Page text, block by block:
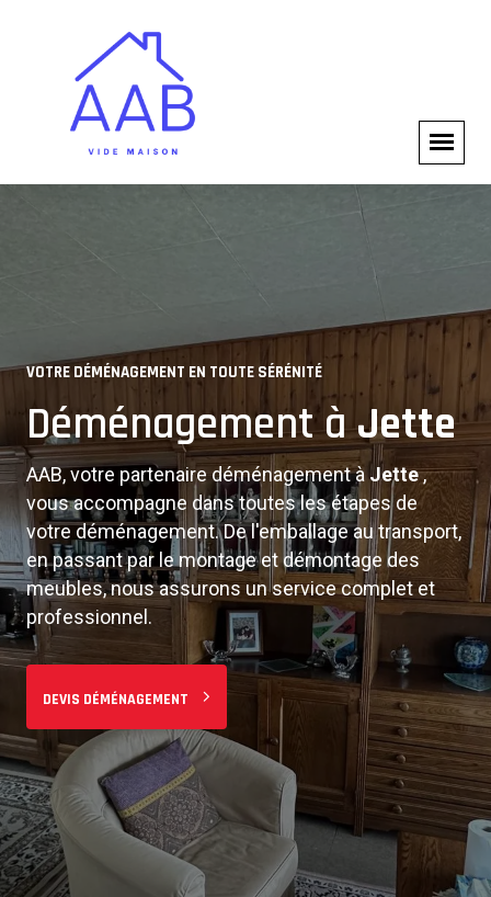
VOTRE DÉMÉNAGEMENT EN TOUTE SÉRÉNITÉ
Déménagement àJette
AAB, votre partenaire déménagement àJette,
vous accompagne dans toutes les étapes de
votre déménagement. De l'emballage au transport,
en passant par le montage et démontage des
meubles, nous assurons un service complet et
professionnel.
DEVIS DÉMÉNAGEMENT
SERVICES DE DÉMÉNAGEMENT
Solutions Complètes de
Déménagement
Du studio à la maison familiale, nous adaptons nos
services à vos besoins. Équipe professionnelle,
matériel adapté et véhicules modernes pour un
déménagement sans stress àJetteet ses
environs.